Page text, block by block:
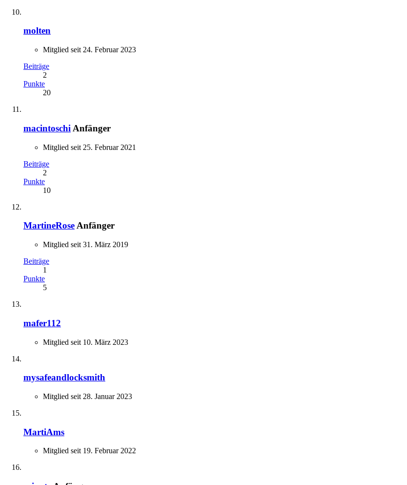
molten
Mitglied seit 24. Februar 2023
Beiträge
2
Punkte
20
macintoschi Anfänger
Mitglied seit 25. Februar 2021
Beiträge
2
Punkte
10
MartineRoseAnfänger
Mitglied seit 31. März 2019
Beiträge
1
Punkte
5
mafer112
Mitglied seit 10. März 2023
mysafeandlocksmith
Mitglied seit 28. Januar 2023
MartiAms
Mitglied seit 19. Februar 2022